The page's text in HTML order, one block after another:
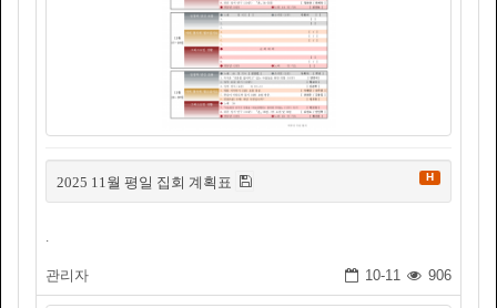
2025 11월 평일 집회 계획표 H
.
관리자 10-11 906